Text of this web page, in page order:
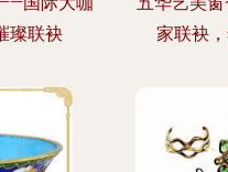
璨联袂
家联袂